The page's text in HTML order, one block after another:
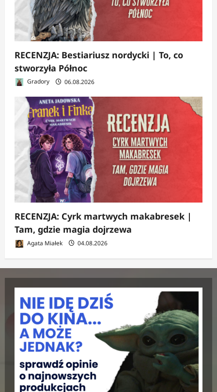
RECENZJA: Bestiariusz nordycki | To, co
stworzyła Północ
Gradory 06.08.2026
RECENZJA: Cyrk martwych makabresek |
Tam, gdzie magia dojrzewa
Agata Miałek 04.08.2026